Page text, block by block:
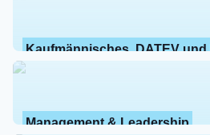
Kaufmännisches, DATEV und
Management & Leadership